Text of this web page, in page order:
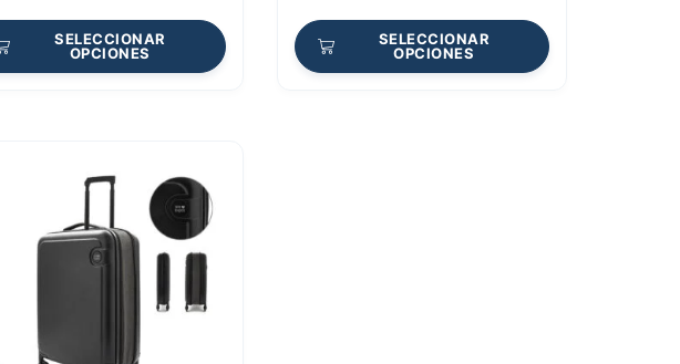
SELECCIONAR
OPCIONES
SELECCIONAR
OPCIONES